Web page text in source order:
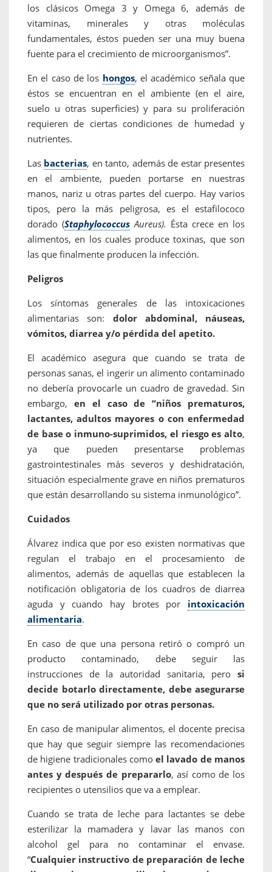
los clásicos Omega 3 y Omega 6, además de
vitaminas, minerales y otras moléculas
fundamentales, éstos pueden ser una muy buena
fuente para el crecimiento de microorganismos”.
En el caso de los hongos, el académico señala que
éstos se encuentran en el ambiente (en el aire,
suelo u otras superficies) y para su proliferación
requieren de ciertas condiciones de humedad y
nutrientes.
Las bacterias, en tanto, además de estar presentes
en el ambiente, pueden portarse en nuestras
manos, nariz u otras partes del cuerpo. Hay varios
tipos, pero la más peligrosa, es el estafilococo
dorado (Staphylococcus Aureus). Ésta crece en los
alimentos, en los cuales produce toxinas, que son
las que finalmente producen la infección.
Peligros
Los síntomas generales de las intoxicaciones
alimentarias son: dolor abdominal, náuseas,
vómitos, diarrea y/o pérdida del apetito.
El académico asegura que cuando se trata de
personas sanas, el ingerir un alimento contaminado
no debería provocarle un cuadro de gravedad. Sin
embargo, en el caso de “niños prematuros,
lactantes, adultos mayores o con enfermedad
de base o inmuno-suprimidos, el riesgo es alto,
ya que pueden presentarse problemas
gastrointestinales más severos y deshidratación,
situación especialmente grave en niños prematuros
que están desarrollando su sistema inmunológico”.
Cuidados
Álvarez indica que por eso existen normativas que
regulan el trabajo en el procesamiento de
alimentos, además de aquellas que establecen la
notificación obligatoria de los cuadros de diarrea
aguda y cuando hay brotes por intoxicación
alimentaria.
En caso de que una persona retiró o compró un
producto contaminado, debe seguir las
instrucciones de la autoridad sanitaria, pero si
decide botarlo directamente, debe asegurarse
que no será utilizado por otras personas.
En caso de manipular alimentos, el docente precisa
que hay que seguir siempre las recomendaciones
de higiene tradicionales comoel lavado de manos
antes y después de prepararlo, así como de los
recipientes o utensilios que va a emplear.
Cuando se trata de leche para lactantes se debe
esterilizar la mamadera y lavar las manos con
alcohol gel para no contaminar el envase.
“Cualquier instructivo de preparación de leche